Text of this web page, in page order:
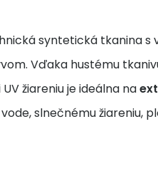
syntetická tkanina s
Vďaka hustému
žiareniu je ideálna na
slnečnému žiareniu,